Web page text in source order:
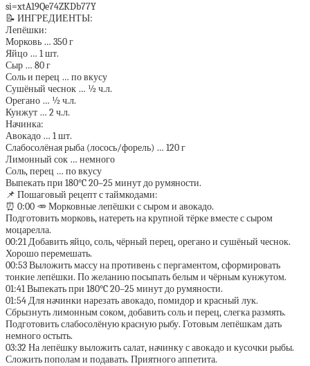
si=xtA19Qe74ZKDb77Y
📝 ИНГРЕДИЕНТЫ:
Лепёшки:
Морковь … 350 г
Яйцо … 1 шт.
Сыр … 80 г
Соль и перец … по вкусу
Сушёный чеснок … ½ ч.л.
Орегано … ½ ч.л.
Кунжут … 2 ч.л.
Начинка:
Авокадо … 1 шт.
Слабосолёная рыба (лосось/форель) … 120 г
Лимонный сок … немного
Соль, перец … по вкусу
Выпекать при 180°C 20–25 минут до румяности.
📌 Пошаговый рецепт с таймкодами:
⏰ 0:00 🥕 Морковные лепёшки с сыром и авокадо.
Подготовить морковь, натереть на крупной тёрке вместе с сыром
моцарелла.
00:21 Добавить яйцо, соль, чёрный перец, орегано и сушёный чеснок.
Хорошо перемешать.
00:53 Выложить массу на противень с пергаментом, сформировать
тонкие лепёшки. По желанию посыпать белым и чёрным кунжутом.
01:41 Выпекать при 180°C 20–25 минут до румяности.
01:54 Для начинки нарезать авокадо, помидор и красный лук.
Сбрызнуть лимонным соком, добавить соль и перец, слегка размять.
Подготовить слабосолёную красную рыбу. Готовым лепёшкам дать
немного остыть.
03:32 На лепёшку выложить салат, начинку с авокадо и кусочки рыбы.
Сложить пополам и подавать. Приятного аппетита.